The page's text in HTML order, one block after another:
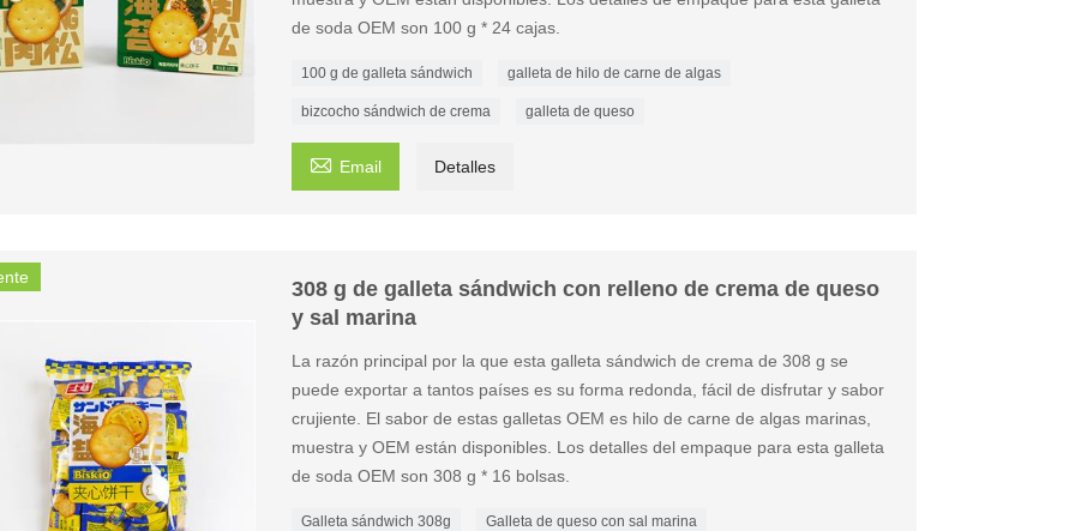
de soda OEM son 100 g * 24 cajas.
100 g de galleta sándwich galleta de hilo de carne de algas
bizcocho sándwich de crema galleta de queso
 Email Detalles
308 g de galleta sándwich con relleno de crema de queso
y sal marina
La razón principal por la que esta galleta sándwich de crema de 308 g se
puede exportar a tantos países es su forma redonda, fácil de disfrutar y sabor
crujiente. El sabor de estas galletas OEM es hilo de carne de algas marinas,
muestra y OEM están disponibles. Los detalles del empaque para esta galleta
de soda OEM son 308 g * 16 bolsas.
Galleta sándwich 308g Galleta de queso con sal marina